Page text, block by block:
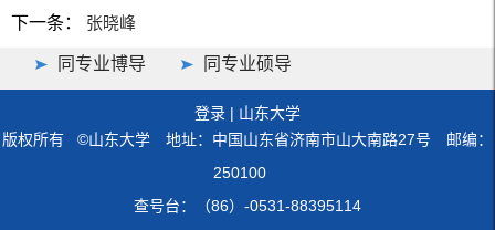
下一条：
张晓峰
同专业博导 同专业硕导
登录 | 山东大学
版权所有 ©山东大学 地址：中国山东省济南市山大南路27号 邮编：
250100
查号台：（86）-0531-88395114